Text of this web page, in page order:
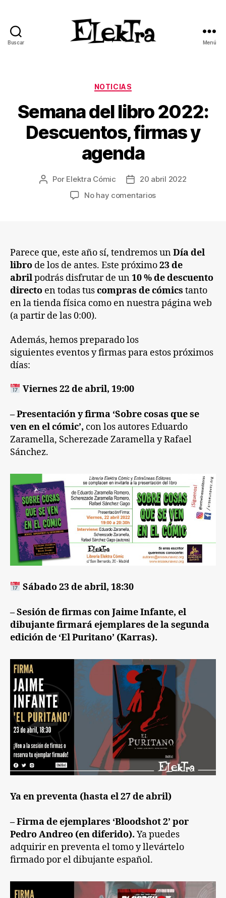
Buscar Menú
Categorías
NOTICIAS
Semana del libro 2022:
Descuentos, firmas y
agenda
Autor
Por Elektra Cómic
Fecha
de
20 abril 2022
No hay comentariosen
Descuentos,
firmas
y
agenda
Parece que, este año sí, tendremos unDía del
libro de los de antes. Este próximo23 de
abrilpodrás disfrutar de un10 % de descuento
directo en todas tuscompras de cómics tanto
en la tienda física como en nuestra página web
(a partir de las 0:00).
Además, hemos preparado los
siguientes eventos y firmas para estos próximos
días:
Viernes 22 de abril, 19:00
– Presentación y firma ‘Sobre cosas que se
ven en el cómic’, con los autores Eduardo
Zaramella, Scherezade Zaramella y Rafael
Sánchez.
Sábado 23 de abril, 18:30
– Sesión de firmas con Jaime Infante, el
dibujante firmará ejemplares de la segunda
edición de ‘El Puritano’ (Karras).
Ya en preventa (hasta el 27 de abril)
– Firma de ejemplares ‘Bloodshot 2’ por
Pedro Andreo (en diferido). Ya puedes
adquirir en preventa el tomo y llevártelo
firmado por el dibujante español.